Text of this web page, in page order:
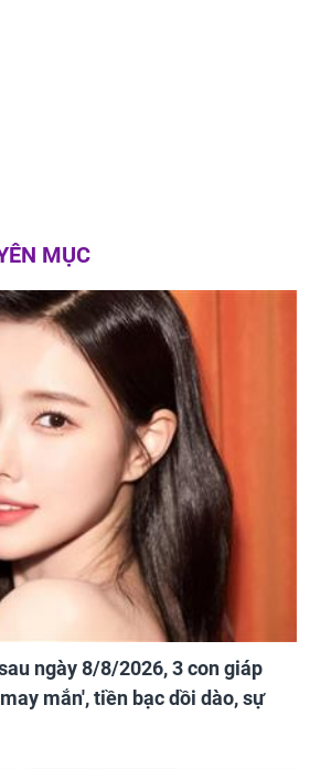
MỤC
ngày 8/8/2026, 3 con giáp
mắn', tiền bạc dồi dào, sự